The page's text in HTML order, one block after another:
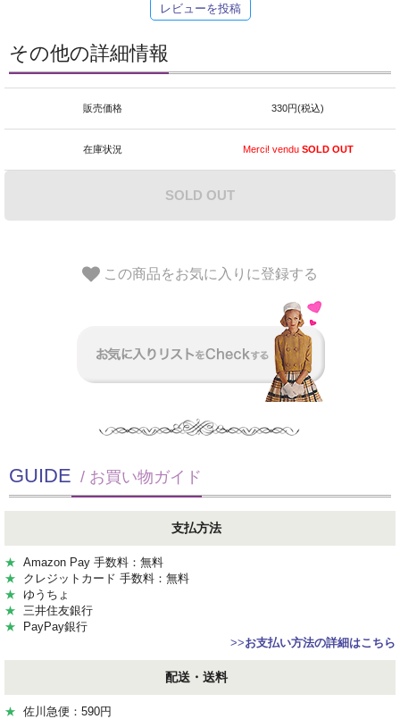
レビューを投稿
その他の詳細情報
販売価格 330円(税込)
在庫状況 Merci! venduSOLD OUT
SOLD OUT
この商品をお気に入りに登録する
GUIDE / お買い物ガイド
支払方法
★ Amazon Pay 手数料：無料
★ クレジットカード 手数料：無料
★ ゆうちょ
★ 三井住友銀行
★ PayPay銀行
>>お支払い方法の詳細はこちら
配送・送料
★ 佐川急便：590円